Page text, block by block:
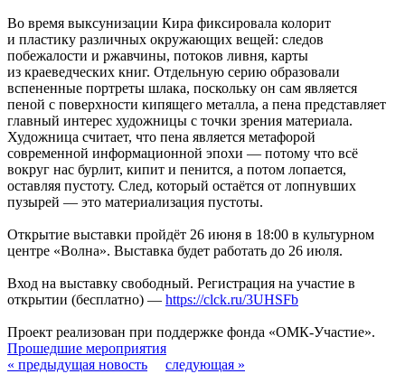
Во время выксунизации Кира фиксировала колорит
и пластику различных окружающих вещей: следов
побежалости и ржавчины, потоков ливня, карты
из краеведческих книг. Отдельную серию образовали
вспененные портреты шлака, поскольку он сам является
пеной с поверхности кипящего металла, а пена представляет
главный интерес художницы с точки зрения материала.
Художница считает, что пена является метафорой
современной информационной эпохи — потому что всё
вокруг нас бурлит, кипит и пенится, а потом лопается,
оставляя пустоту. След, который остаётся от лопнувших
пузырей — это материализация пустоты.
Открытие выставки пройдёт 26 июня в 18:00 в культурном
центре «Волна». Выставка будет работать до 26 июля.
Вход на выставку свободный. Регистрация на участие в
открытии (бесплатно) — https://clck.ru/3UHSFb
Проект реализован при поддержке фонда «ОМК-Участие».
Прошедшие мероприятия
« предыдущая новость
следующая »